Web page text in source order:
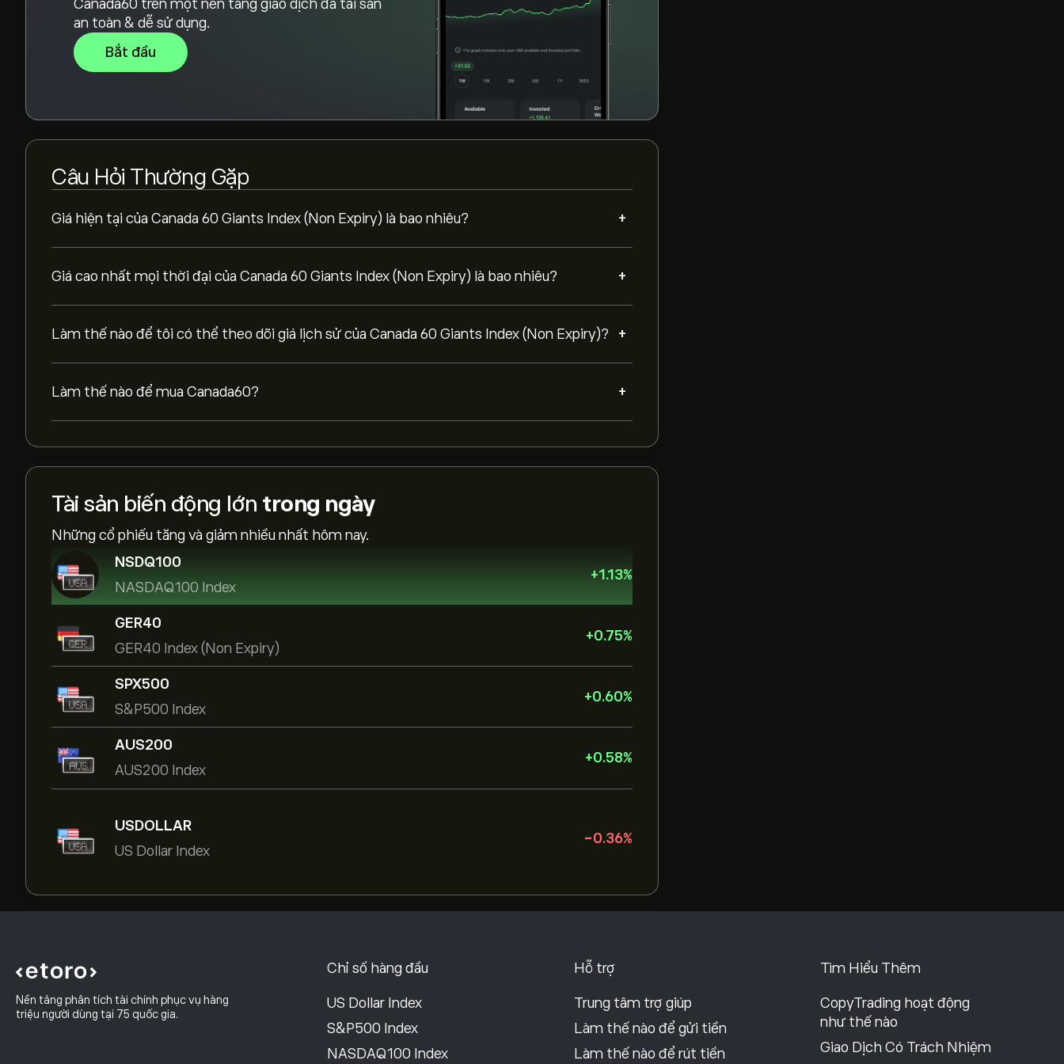
Canada60 trên một nền tảng giao dịch đa tài sản
an toàn & dễ sử dụng.
Bắt đầu
Câu Hỏi Thường Gặp
Giá hiện tại của Canada 60 Giants Index (Non Expiry) là bao nhiêu? +
Giá cao nhất mọi thời đại của Canada 60 Giants Index (Non Expiry) là bao nhiêu? +
Làm thế nào để tôi có thể theo dõi giá lịch sử của Canada 60 Giants Index (Non Expiry)? +
Làm thế nào để mua Canada60? +
Tài sản biến động lớn trong ngày
Những cổ phiếu tăng và giảm nhiều nhất hôm nay.
NSDQ100
NASDAQ100 Index
+1.13%
GER40
GER40 Index (Non Expiry)
+0.75%
SPX500
S&P500 Index
+0.60%
AUS200
AUS200 Index
+0.58%
USDOLLAR
US Dollar Index
-0.36%
Nền tảng phân tích tài chính phục vụ hàng
triệu người dùng tại 75 quốc gia.
Chỉ số hàng đầu
US Dollar Index
S&P500 Index
NASDAQ100 Index
Hỗ trợ
Trung tâm trợ giúp
Làm thế nào để gửi tiền
Làm thế nào để rút tiền
Tìm Hiểu Thêm
CopyTrading hoạt động
như thế nào
Giao Dịch Có Trách Nhiệm